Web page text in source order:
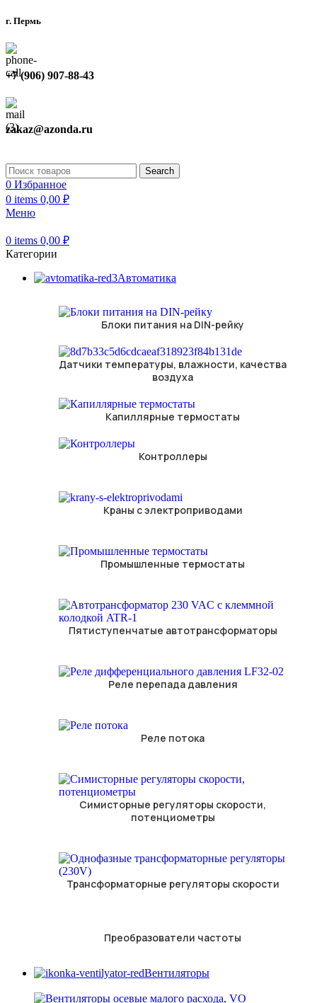
г. Пермь
+7 (906) 907-88-43
zakaz@azonda.ru
Search
0 Избранное
0 items 0,00 ₽
Меню
0 items 0,00 ₽
Категории
Автоматика
Блоки питания на DIN-рейку
Датчики температуры, влажности, качества
воздуха
Капиллярные термостаты
Контроллеры
Краны с электроприводами
Промышленные термостаты
Пятиступенчатые автотрансформаторы
Реле перепада давления
Реле потока
Симисторные регуляторы скорости,
потенциометры
Трансформаторные регуляторы скорости
Преобразователи частоты
Вентиляторы